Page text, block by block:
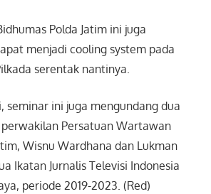
Polda Jatim ini juga
menjadi cooling system pada
serentak nantinya.
seminar ini juga mengundang dua
Persatuan Wartawan
Wisnu Wardhana dan Lukman
Ikatan Jurnalis Televisi Indonesia
periode 2019-2023. (Red)